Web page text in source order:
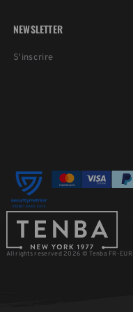
NEWSLETTER
S'inscrire
All rights reserved 2026 © Tenba FR-EUR